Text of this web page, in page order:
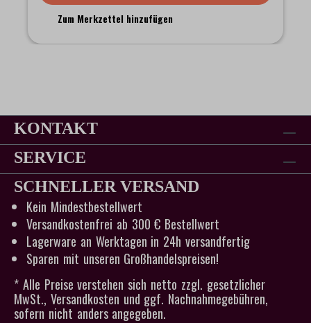
Zum Merkzettel hinzufügen
KONTAKT
SERVICE
SCHNELLER VERSAND
Kein Mindestbestellwert
Versandkostenfrei ab 300 € Bestellwert
Lagerware an Werktagen in 24h versandfertig
Sparen mit unseren Großhandelspreisen!
* Alle Preise verstehen sich netto zzgl. gesetzlicher
MwSt., Versandkosten und ggf. Nachnahmegebühren,
sofern nicht anders angegeben.